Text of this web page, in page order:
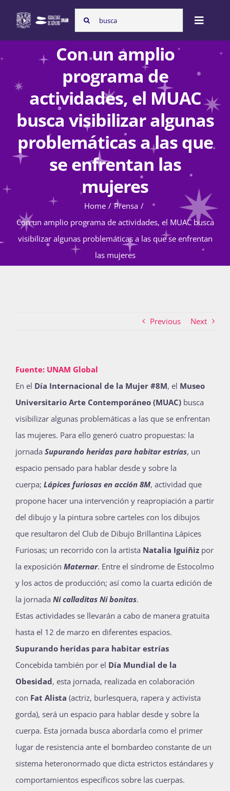
content
Search
for:
Toggle
Inicio
Nosotras
Programas
Atención de la violencia de género
Cursos
Actividades
Recursos
Súmate
Publicaciones
Bienvenida generación 2027-1
Con un amplio
programa de
actividades, el MUAC
busca visibilizar algunas
problemáticas a las que
se enfrentan las
mujeres
Home
Prensa
Con un amplio programa de actividades, el MUAC busca
visibilizar algunas problemáticas a las que se enfrentan
las mujeres
Previous Next
Fuente: UNAM Global
En el Día Internacional de la Mujer #8M, el Museo
Universitario Arte Contemporáneo (MUAC) busca
visibilizar algunas problemáticas a las que se enfrentan
las mujeres. Para ello generó cuatro propuestas: la
jornada Supurando heridas para habitar estrías, un
espacio pensado para hablar desde y sobre la
cuerpa; Lápices furiosas en acción 8M, actividad que
propone hacer una intervención y reapropiación a partir
del dibujo y la pintura sobre carteles con los dibujos
que resultaron del Club de Dibujo Brillantina Lápices
Furiosas; un recorrido con la artista Natalia Iguiñiz por
la exposición Maternar. Entre el síndrome de Estocolmo
y los actos de producción; así como la cuarta edición de
la jornada Ni calladitas Ni bonitas.
Estas actividades se llevarán a cabo de manera gratuita
hasta el 12 de marzo en diferentes espacios.
Supurando heridas para habitar estrías
Concebida también por el Día Mundial de la
Obesidad, esta jornada, realizada en colaboración
con Fat Alista (actriz, burlesquera, rapera y activista
gorda), será un espacio para hablar desde y sobre la
cuerpa. Esta jornada busca abordarla como el primer
lugar de resistencia ante el bombardeo constante de un
sistema heteronormado que dicta estrictos estándares y
comportamientos específicos sobre las cuerpas.